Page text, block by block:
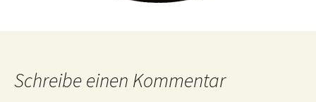
Schreibe einen Kommentar